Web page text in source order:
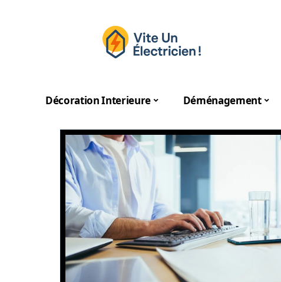
Décoration Interieure Déménagement